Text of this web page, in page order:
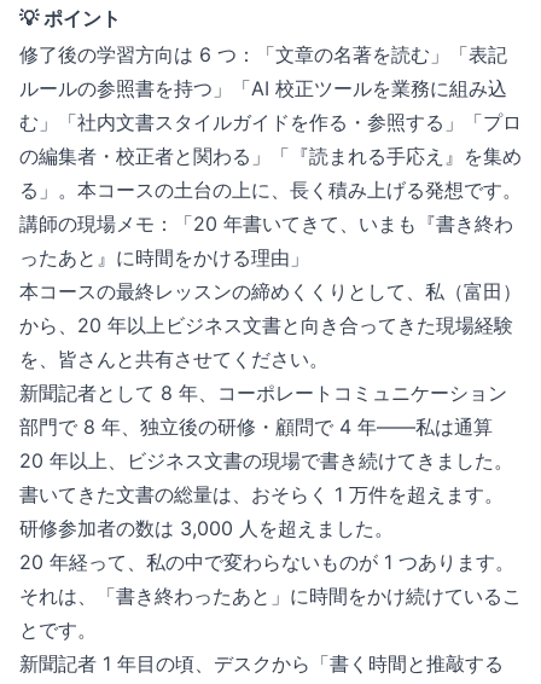
💡 ポイント
修了後の学習方向は 6 つ：「文章の名著を読む」「表記
ルールの参照書を持つ」「AI 校正ツールを業務に組み込
む」「社内文書スタイルガイドを作る・参照する」「プロ
の編集者・校正者と関わる」「『読まれる手応え』を集め
る」。本コースの土台の上に、長く積み上げる発想です。
講師の現場メモ：「20 年書いてきて、いまも『書き終わ
ったあと』に時間をかける理由」
本コースの最終レッスンの締めくくりとして、私（富田）
から、20 年以上ビジネス文書と向き合ってきた現場経験
を、皆さんと共有させてください。
新聞記者として 8 年、コーポレートコミュニケーション
部門で 8 年、独立後の研修・顧問で 4 年——私は通算
20 年以上、ビジネス文書の現場で書き続けてきました。
書いてきた文書の総量は、おそらく 1 万件を超えます。
研修参加者の数は 3,000 人を超えました。
20 年経って、私の中で変わらないものが 1 つあります。
それは、「書き終わったあと」に時間をかけ続けているこ
とです。
新聞記者 1 年目の頃、デスクから「書く時間と推敲する